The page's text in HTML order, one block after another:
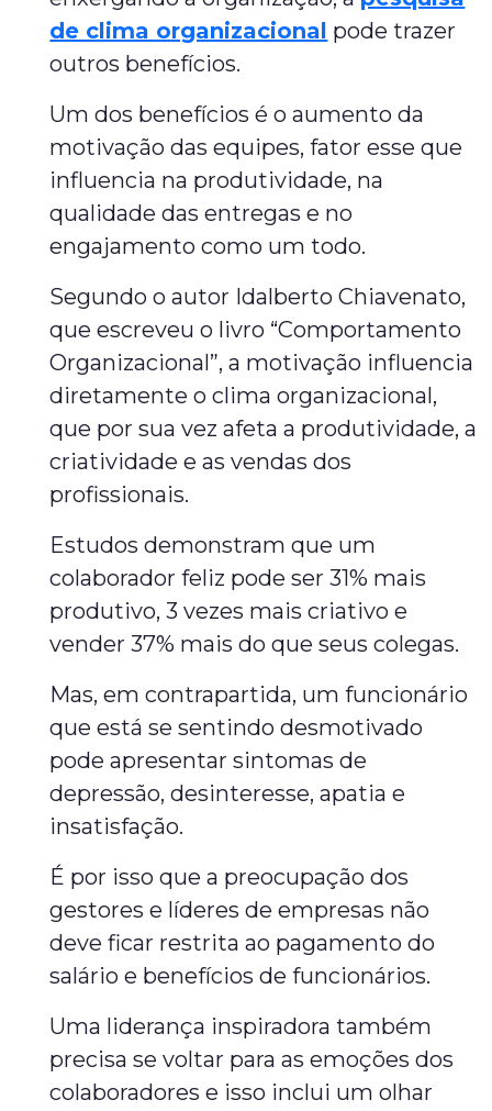
de clima organizacional pode trazer
outros benefícios.
Um dos benefícios é o aumento da
motivação das equipes, fator esse que
influencia na produtividade, na
qualidade das entregas e no
engajamento como um todo.
Segundo o autor Idalberto Chiavenato,
que escreveu o livro “Comportamento
Organizacional”, a motivação influencia
diretamente o clima organizacional,
que por sua vez afeta a produtividade, a
criatividade e as vendas dos
profissionais.
Estudos demonstram que um
colaborador feliz pode ser 31% mais
produtivo, 3 vezes mais criativo e
vender 37% mais do que seus colegas.
Mas, em contrapartida, um funcionário
que está se sentindo desmotivado
pode apresentar sintomas de
depressão, desinteresse, apatia e
insatisfação.
É por isso que a preocupação dos
gestores e líderes de empresas não
deve ficar restrita ao pagamento do
salário e benefícios de funcionários.
Uma liderança inspiradora também
precisa se voltar para as emoções dos
colaboradores e isso inclui um olhar